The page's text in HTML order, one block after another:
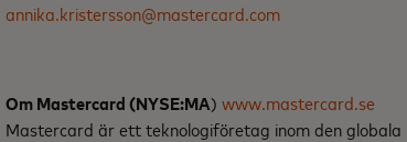
annika.kristersson@mastercard.com
Om Mastercard (NYSE:MA) www.mastercard.se
Mastercard är ett teknologiföretag inom den